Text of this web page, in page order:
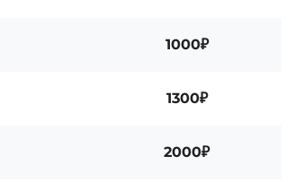
1000₽
1300₽
2000₽